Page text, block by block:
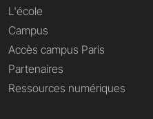
L'école
Campus
Accès campus Paris
Partenaires
Ressources numériques